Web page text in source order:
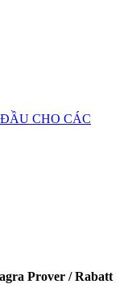
CHO CÁC
Prover / Rabatt